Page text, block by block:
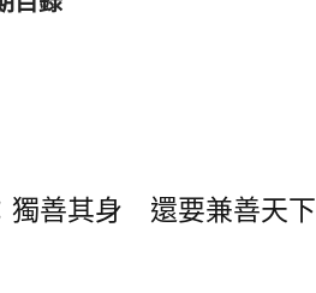
獨善其身 還要兼善天下